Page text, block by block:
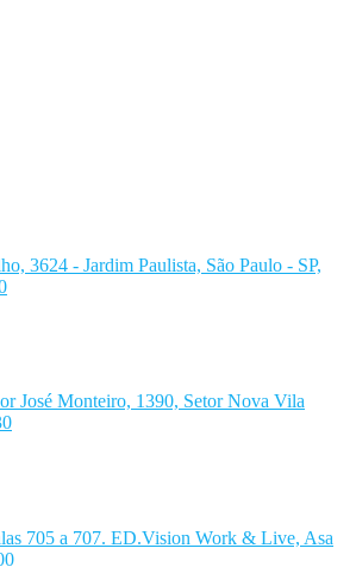
3624 - Jardim Paulista, São Paulo - SP,
José Monteiro, 1390, Setor Nova Vila
705 a 707. ED.Vision Work & Live, Asa